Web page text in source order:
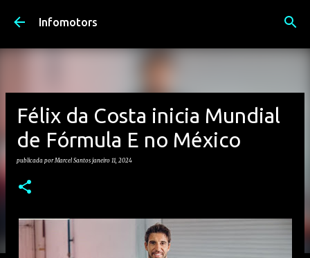
Avançar para o conteúdo principal
Infomotors
Félix da Costa inicia Mundial
de Fórmula E no México
publicada porMarcel Santos janeiro 11, 2024